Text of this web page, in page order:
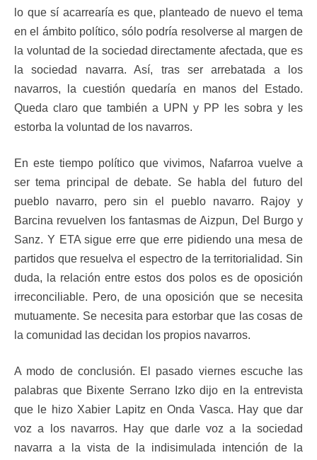
lo que sí acarrearía es que, planteado de nuevo el tema
en el ámbito político, sólo podría resolverse al margen de
la voluntad de la sociedad directamente afectada, que es
la sociedad navarra. Así, tras ser arrebatada a los
navarros, la cuestión quedaría en manos del Estado.
Queda claro que también a UPN y PP les sobra y les
estorba la voluntad de los navarros.
En este tiempo político que vivimos, Nafarroa vuelve a
ser tema principal de debate. Se habla del futuro del
pueblo navarro, pero sin el pueblo navarro. Rajoy y
Barcina revuelven los fantasmas de Aizpun, Del Burgo y
Sanz. Y ETA sigue erre que erre pidiendo una mesa de
partidos que resuelva el espectro de la territorialidad. Sin
duda, la relación entre estos dos polos es de oposición
irreconciliable. Pero, de una oposición que se necesita
mutuamente. Se necesita para estorbar que las cosas de
la comunidad las decidan los propios navarros.
A modo de conclusión. El pasado viernes escuche las
palabras que Bixente Serrano Izko dijo en la entrevista
que le hizo Xabier Lapitz en Onda Vasca. Hay que dar
voz a los navarros. Hay que darle voz a la sociedad
navarra a la vista de la indisimulada intención de la